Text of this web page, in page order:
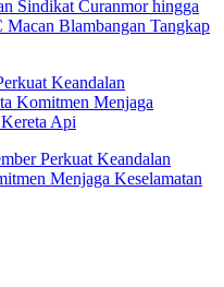
Sindikat Curanmor hingga
Blambangan Tangkap
Perkuat Keandalan
Menjaga Keselamatan